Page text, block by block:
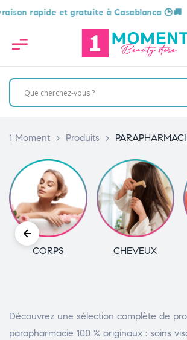
rapide et gratuite à Casablanca 🕒🚚
1 Moment > Produits >
CORPS CHEVEUX
Découvrez une sélection complète de
parapharmacie 100 % originaux : soins